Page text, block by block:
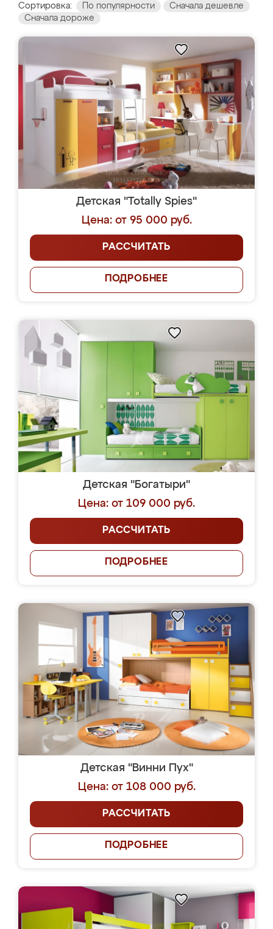
Сортировка: По популярности
Сначала дешевле
Сначала дороже
Детская "Totally Spies"
Цена: от 95 000 руб.
РАССЧИТАТЬ
ПОДРОБНЕЕ
Детская "Богатыри"
Цена: от 109 000 руб.
РАССЧИТАТЬ
ПОДРОБНЕЕ
Детская "Винни Пух"
Цена: от 108 000 руб.
РАССЧИТАТЬ
ПОДРОБНЕЕ